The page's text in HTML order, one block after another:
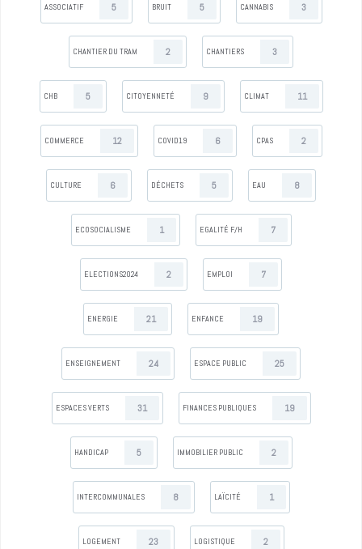
ASSOCIATIF 5 BRUIT 5 CANNABIS 3
CHANTIER DU TRAM 2 CHANTIERS 3
CHB 5 CITOYENNETÉ 9 CLIMAT 11
COMMERCE 12 COVID19 6 CPAS 2
CULTURE 6 DÉCHETS 5 EAU 8
ECOSOCIALISME 1 EGALITÉ F/H 7
ELECTIONS2024 2 EMPLOI 7
ENERGIE 21 ENFANCE 19
ENSEIGNEMENT 24 ESPACE PUBLIC 25
ESPACES VERTS 31 FINANCES PUBLIQUES 19
HANDICAP 5 IMMOBILIER PUBLIC 2
INTERCOMMUNALES 8 LAÏCITÉ 1
LOGEMENT 23 LOGISTIQUE 2